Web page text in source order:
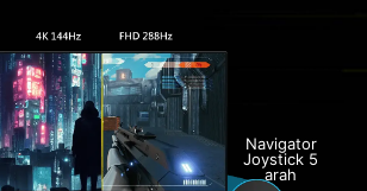
Navigator
Joystick 5
arah